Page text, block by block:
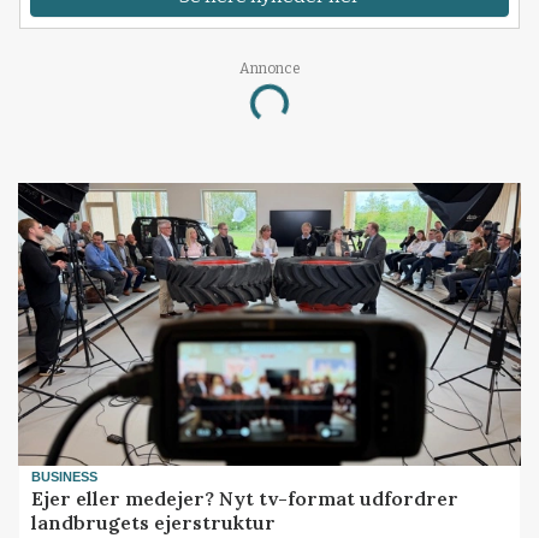
Annonce
Loading...
BUSINESS
Ejer eller medejer? Nyt tv-format udfordrer
landbrugets ejerstruktur